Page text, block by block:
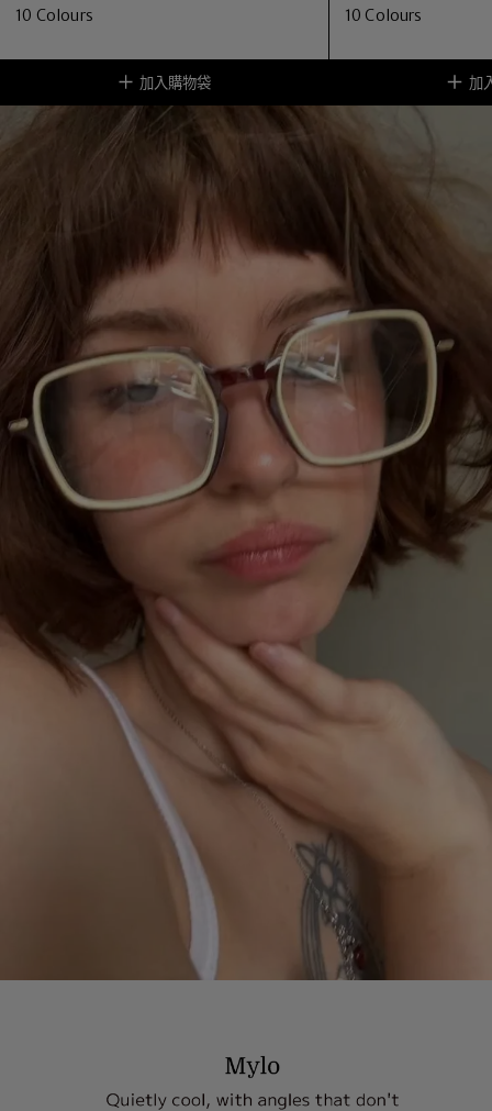
10 Colours
加入購物袋
10 Colours
加